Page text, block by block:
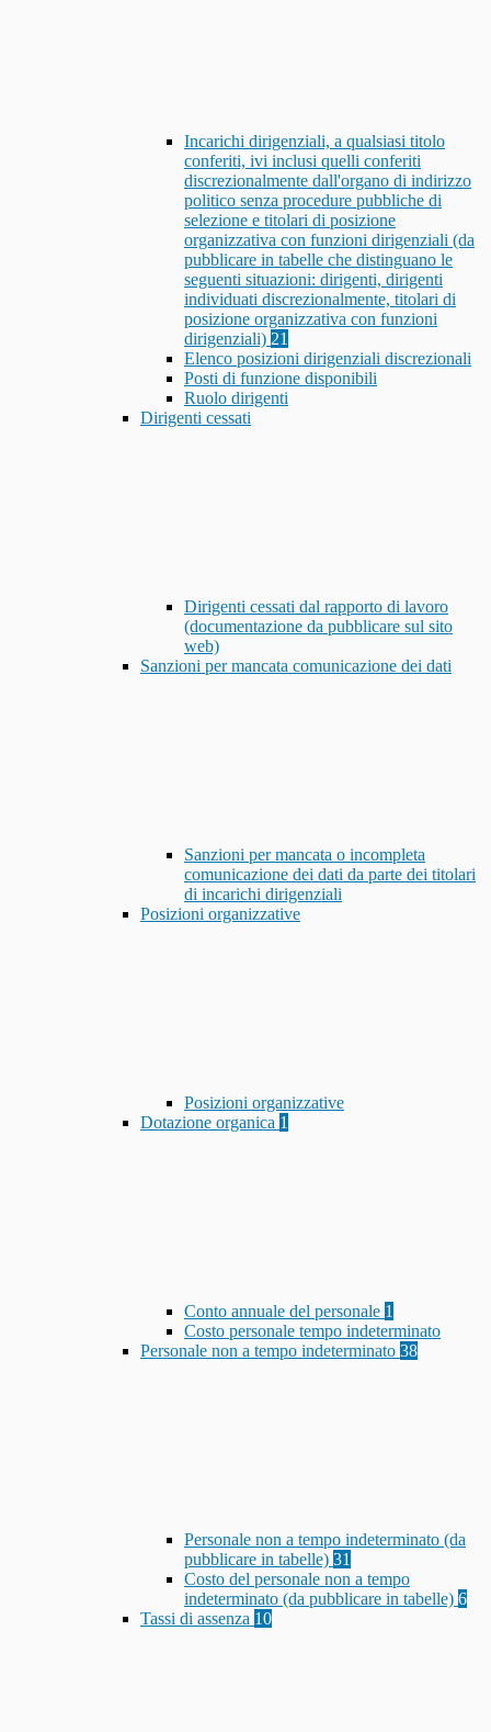
Incarichi dirigenziali, a qualsiasi titolo
conferiti, ivi inclusi quelli conferiti
discrezionalmente dall'organo di indirizzo
politico senza procedure pubbliche di
selezione e titolari di posizione
organizzativa con funzioni dirigenziali (da
pubblicare in tabelle che distinguano le
seguenti situazioni: dirigenti, dirigenti
individuati discrezionalmente, titolari di
posizione organizzativa con funzioni
dirigenziali) 21
Elenco posizioni dirigenziali discrezionali
Posti di funzione disponibili
Ruolo dirigenti
Dirigenti cessati
Dirigenti cessati dal rapporto di lavoro
(documentazione da pubblicare sul sito
web)
Sanzioni per mancata comunicazione dei dati
Sanzioni per mancata o incompleta
comunicazione dei dati da parte dei titolari
di incarichi dirigenziali
Posizioni organizzative
Posizioni organizzative
Dotazione organica 1
Conto annuale del personale 1
Costo personale tempo indeterminato
Personale non a tempo indeterminato 38
Personale non a tempo indeterminato (da
pubblicare in tabelle) 31
Costo del personale non a tempo
indeterminato (da pubblicare in tabelle) 6
Tassi di assenza 10